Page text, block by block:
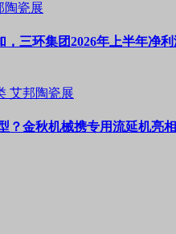
陶瓷展
三环集团2026年上半年净
艾邦陶瓷展
金秋机械携专用流延机亮